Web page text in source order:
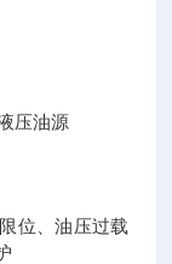
压油源
位、油压过载